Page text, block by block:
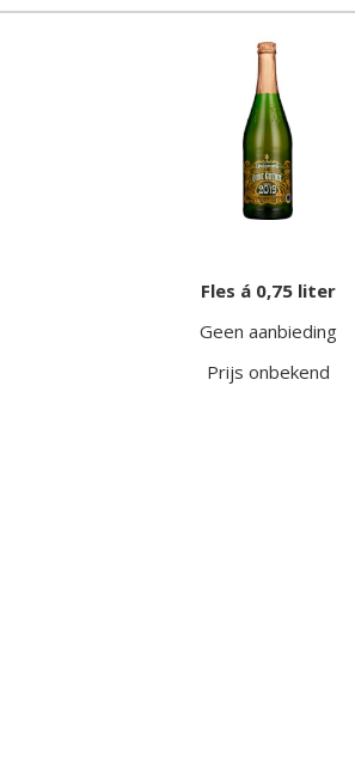
Fles á 0,75 liter
Geen aanbieding
Prijs onbekend